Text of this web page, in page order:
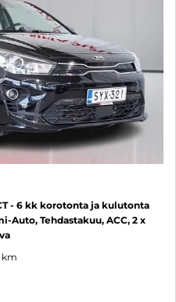
- 6 kk korotonta ja kulutonta
Auto, Tehdastakuu, ACC, 2 x
km